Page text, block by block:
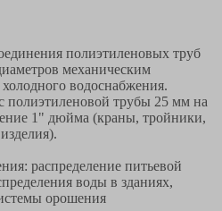
полиэтиленовых труб
механическим
водоснабжения.
полиэтиленовой трубы 25 мм на
1" дюйма (краны, тройники,
распределение питьевой
воды в зданиях,
орошения